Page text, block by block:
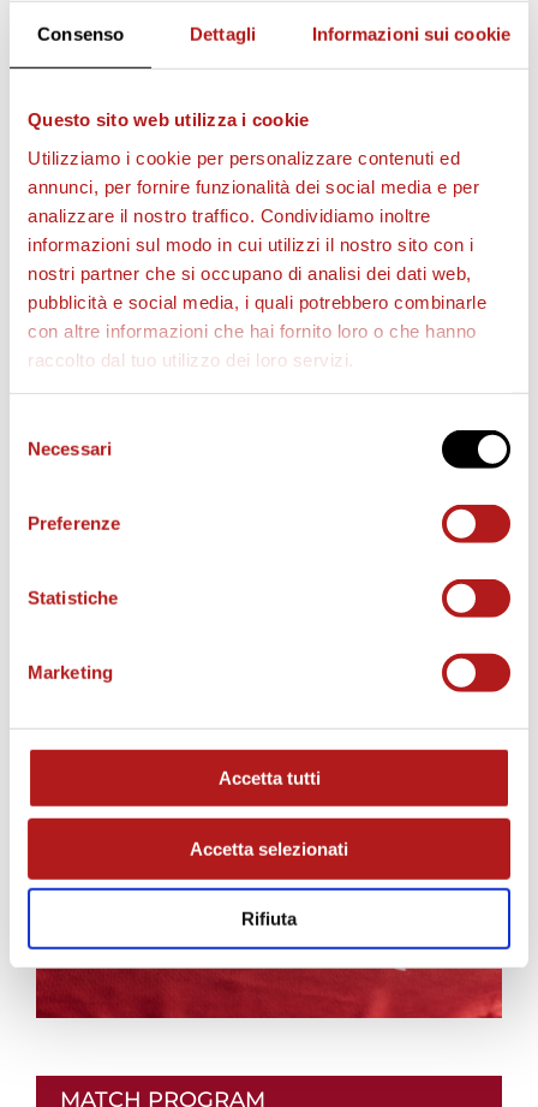
Consenso Dettagli Informazioni sui cookie
Questo sito web utilizza i cookie
Utilizziamo i cookie per personalizzare contenuti ed
annunci, per fornire funzionalità dei social media e per
analizzare il nostro traffico. Condividiamo inoltre
informazioni sul modo in cui utilizzi il nostro sito con i
nostri partner che si occupano di analisi dei dati web,
pubblicità e social media, i quali potrebbero combinarle
con altre informazioni che hai fornito loro o che hanno
raccolto dal tuo utilizzo dei loro servizi.
delNecessari
Preferenze
Statistiche
Marketing
Accetta tutti
Accetta selezionati
Rifiuta
BIGLIETTI
AS CITTADELLA STORE
MATCH PROGRAM